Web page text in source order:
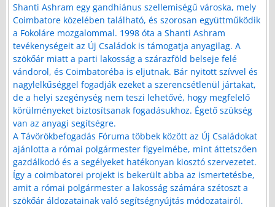
Shanti Ashram egy gandhiánus szellemiségű városka, mely
Coimbatore közelében található, és szorosan együttműködik
a Fokoláre mozgalommal. 1998 óta a Shanti Ashram
tevékenységeit az Új Családok is támogatja anyagilag. A
szökőár miatt a parti lakosság a szárazföld belseje felé
vándorol, és Coimbatoréba is eljutnak. Bár nyitott szívvel és
nagylelkűséggel fogadják ezeket a szerencsétlenül jártakat,
de a helyi szegénység nem teszi lehetővé, hogy megfelelő
körülményeket biztosítsanak fogadásukhoz. Égető szükség
van az anyagi segítségre.
A Távörökbefogadás Fóruma többek között az Új Családokat
ajánlotta a római polgármester figyelmébe, mint áttetszően
gazdálkodó és a segélyeket hatékonyan kiosztó szervezetet.
Így a coimbatorei projekt is bekerült abba az ismertetésbe,
amit a római polgármester a lakosság számára szétoszt a
szökőár áldozatainak való segítségnyújtás módozatairól.